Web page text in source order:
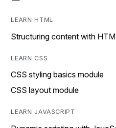
LEARN HTML
Structuring content with
LEARN CSS
CSS styling basics module
CSS layout module
LEARN JAVASCRIPT